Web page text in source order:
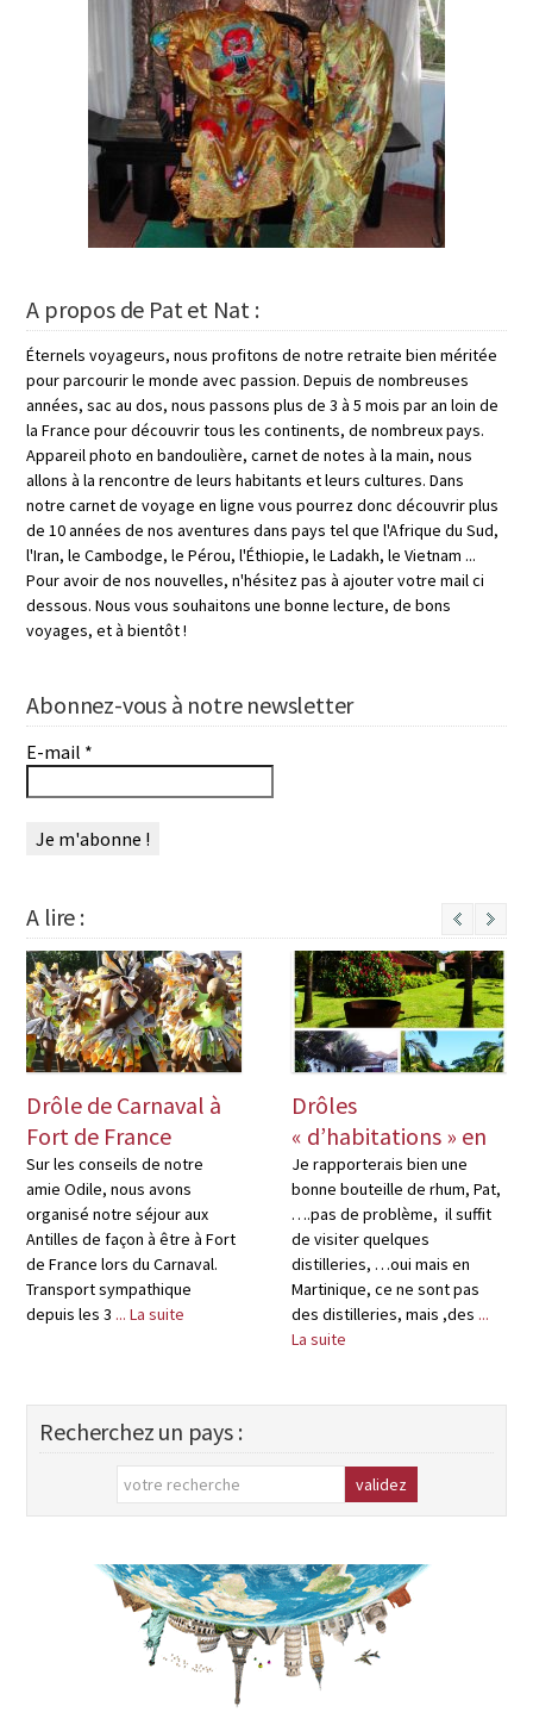
A propos de Pat et Nat :
Éternels voyageurs, nous profitons de notre retraite bien méritée
pour parcourir le monde avec passion. Depuis de nombreuses
années, sac au dos, nous passons plus de 3 à 5 mois par an loin de
la France pour découvrir tous les continents, de nombreux pays.
Appareil photo en bandoulière, carnet de notes à la main, nous
allons à la rencontre de leurs habitants et leurs cultures. Dans
notre carnet de voyage en ligne vous pourrez donc découvrir plus
de 10 années de nos aventures dans pays tel que l'Afrique du Sud,
l'Iran, le Cambodge, le Pérou, l'Éthiopie, le Ladakh, le Vietnam ...
Pour avoir de nos nouvelles, n'hésitez pas à ajouter votre mail ci
dessous. Nous vous souhaitons une bonne lecture, de bons
voyages, et à bientôt !
Abonnez-vous à notre newsletter
E-mail *
A lire :
Drôle de Carnaval à
Fort de France
Sur les conseils de notre
amie Odile, nous avons
organisé notre séjour aux
Antilles de façon à être à Fort
de France lors du Carnaval.
Transport sympathique
depuis les 3 ... La suite
Drôles
« d’habitations » en
Martinique
Je rapporterais bien une
bonne bouteille de rhum, Pat,
….pas de problème, il suffit
de visiter quelques
distilleries, …oui mais en
Martinique, ce ne sont pas
des distilleries, mais ,des ...
La suite
Next
Recherchez un pays :